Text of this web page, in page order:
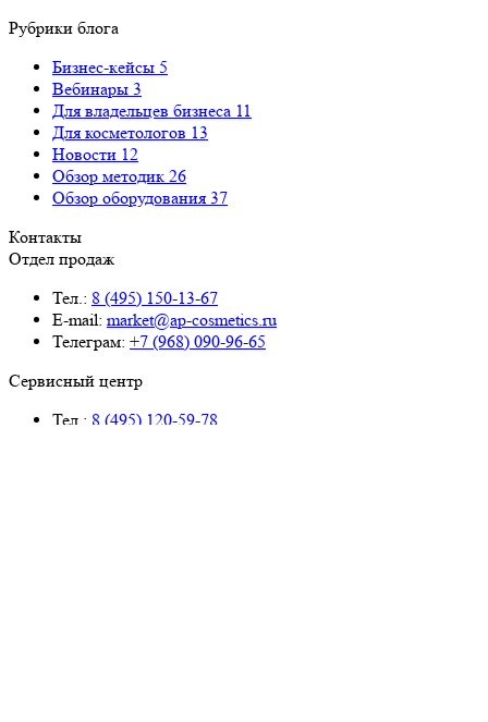
Рубрики блога
Бизнес-кейсы 5
Вебинары 3
Для владельцев бизнеса 11
Для косметологов 13
Новости 12
Обзор методик 26
Обзор оборудования 37
Контакты
Отдел продаж
Тел.: 8 (495) 150-13-67
E-mail: market@ap-cosmetics.ru
Телеграм: +7 (968) 090-96-65
Сервисный центр
Тел.: 8 (495) 120-59-78